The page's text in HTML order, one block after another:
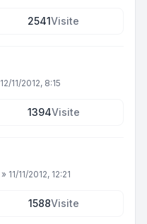
2541Visite
12/11/2012, 8:15
1394Visite
» 11/11/2012, 12:21
1588Visite